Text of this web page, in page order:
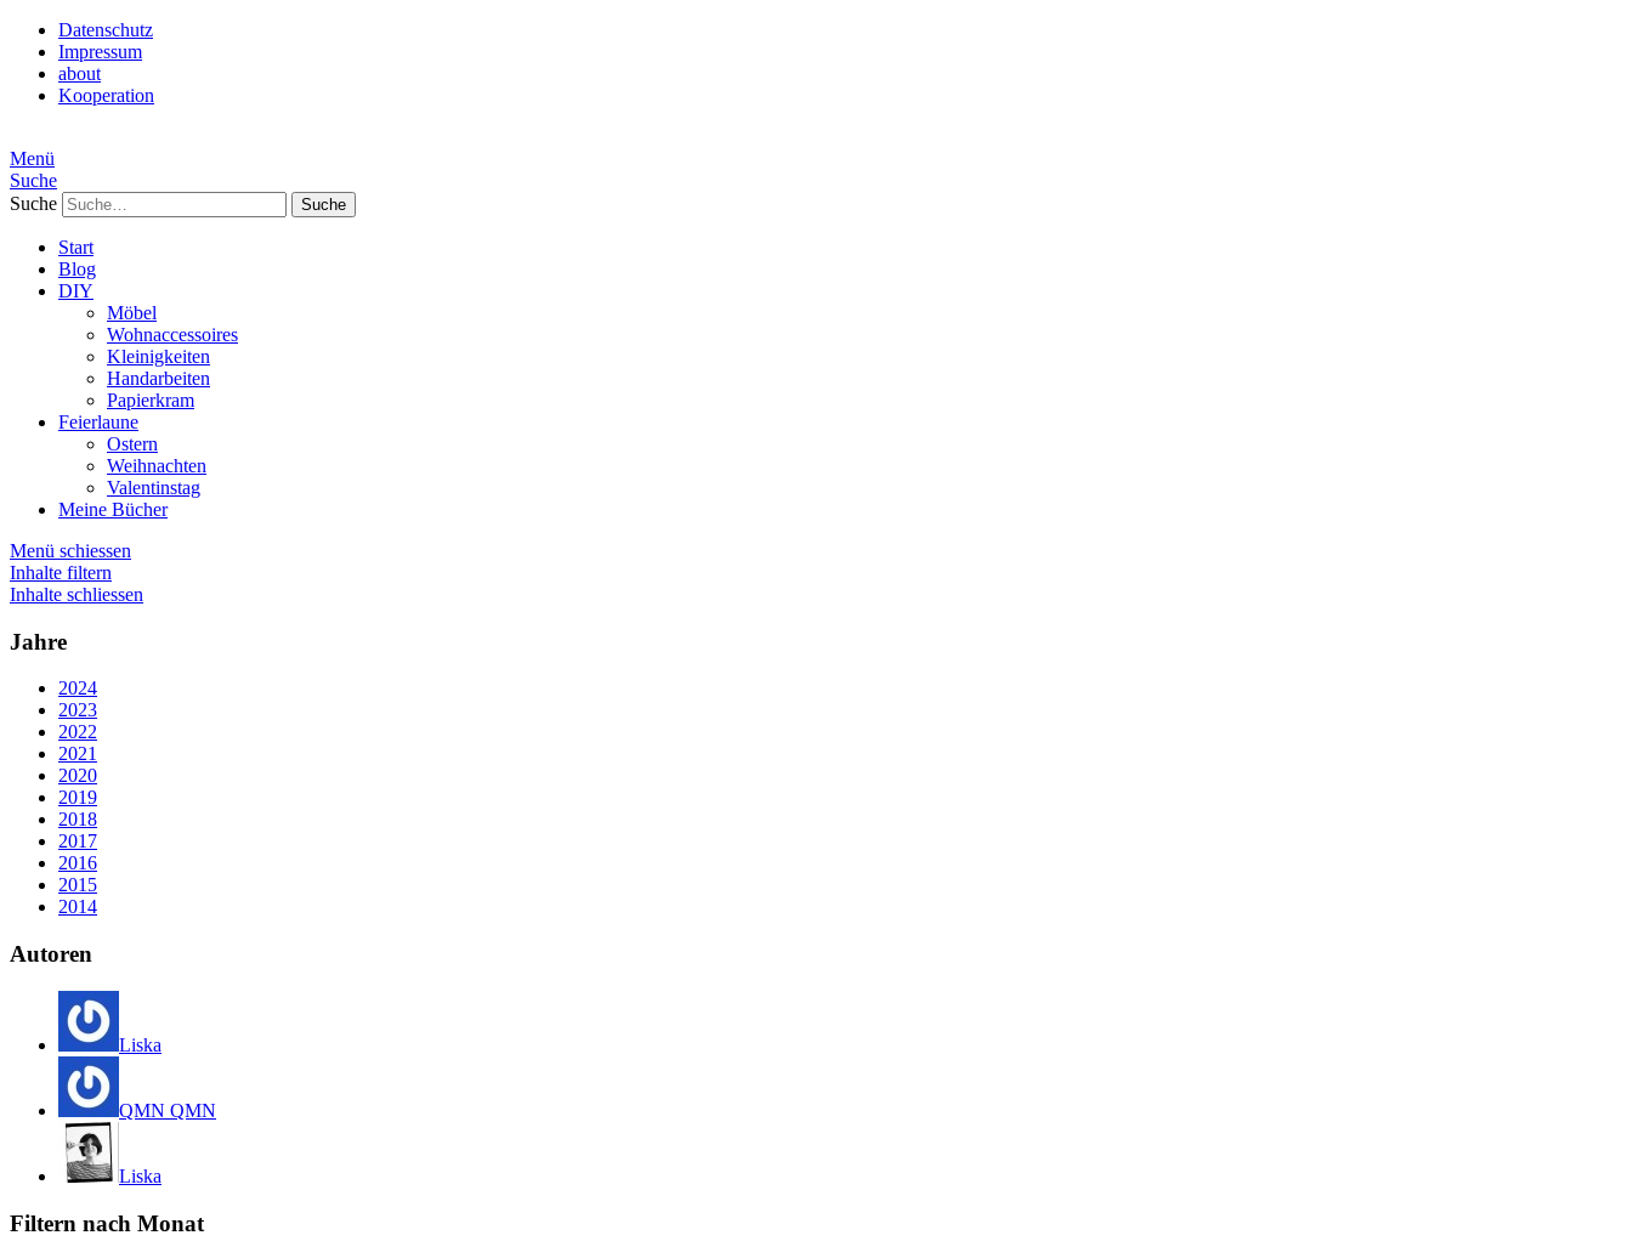
Datenschutz
Impressum
about
Kooperation
Menü
Suche
Suche
Start
Blog
DIY
Möbel
Wohnaccessoires
Kleinigkeiten
Handarbeiten
Papierkram
Feierlaune
Ostern
Weihnachten
Valentinstag
Meine Bücher
Menü schiessen
Inhalte filtern
Inhalte schliessen
Jahre
2024
2023
2022
2021
2020
2019
2018
2017
2016
2015
2014
Autoren
Liska
QMN QMN
Liska
Filtern nach Monat